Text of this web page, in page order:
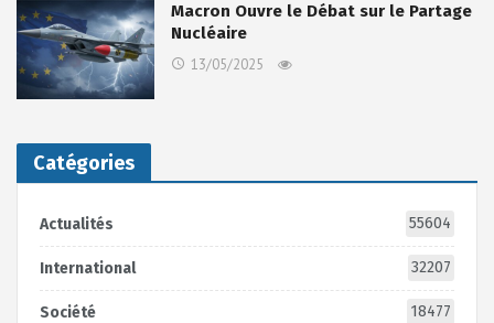
Macron Ouvre le Débat sur le Partage
Nucléaire
13/05/2025
Catégories
Actualités 55604
International 32207
Société 18477